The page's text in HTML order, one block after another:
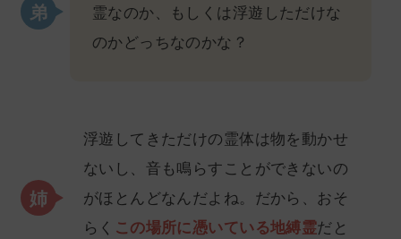
霊なのか、もしくは浮遊しただけな
のかどっちなのかな？
浮遊してきただけの霊体は物を動かせ
ないし、音も鳴らすことができないの
がほとんどなんだよね。だから、おそ
らく この場所に憑いている地縛霊だと